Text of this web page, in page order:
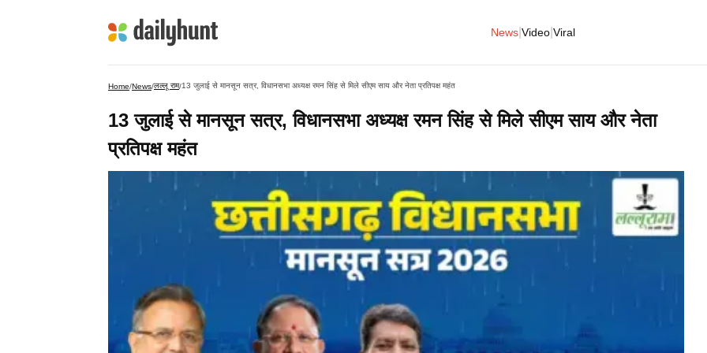
News Video Viral
Home/News/लल्लू राम/13 जुलाई से मानसून सत्र, विधानसभा अध्यक्ष रमन सिंह से मिले सीएम साय और नेता प्रतिपक्ष महंत
13 जुलाई से मानसून सत्र, विधानसभा अध्यक्ष रमन सिंह से मिले सीएम साय और नेता
प्रतिपक्ष महंत